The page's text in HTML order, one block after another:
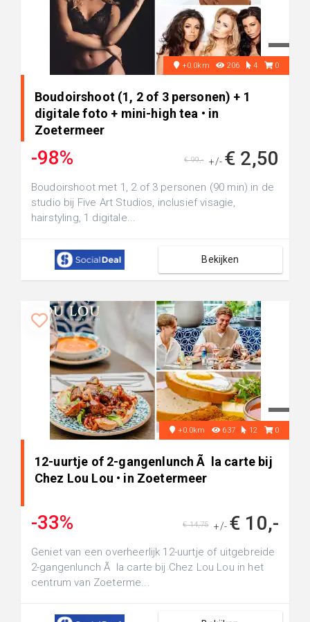
+0.0km 206 4 0
Boudoirshoot (1, 2 of 3 personen) + 1
digitale foto + mini-high tea • in
Zoetermeer
-98% +/- € 2,50
€ 99,-
Boudoirshoot met 1, 2 of 3 personen (90 min) in de
studio bij Five Art Studios, inclusief visagie,
hairstyling, 1 digitale...
Bekijken
+0.0km 637 12 0
12-uurtje of 2-gangenlunch Ã la carte bij
Chez Lou Lou • in Zoetermeer
-33% +/- € 10,-
€ 14,75
Geniet van een overheerlijk 12-uurtje of uitgebreide
2-gangenlunch Ã la carte bij Chez Lou Lou in het
centrum van Zoeterme...